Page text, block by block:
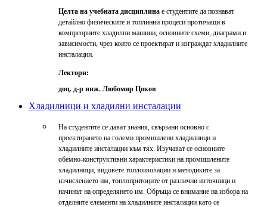
Целта на учебната дисциплина е студентите да познават
детайлно физическите и топлинни процеси протичащи в
компрсорните хладилни машини, основните схеми, диаграми и
зависимости, чрез които се проектират и изграждат хладилните
инсталации.
Лектори:
доц. д-р инж. Любомир Цоков
Хладилници и хладилни инсталации
На студентите се дават знания, свързани основно с
проектирането на големи промишлени хладилници и
хладилните инсталации към тях. Изучават се основните
обемно-конструктивни характеристики на промишлените
хладилници, видовете топлоизолации и методиките за
изчислението им, топлопритоците от различни източници и
начинът на определянето им. Обръща се внимание на избора на
отделните елементи на хладилните инсталации като се